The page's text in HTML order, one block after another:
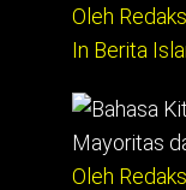
Oleh
In Berita
Mayoritas
Oleh